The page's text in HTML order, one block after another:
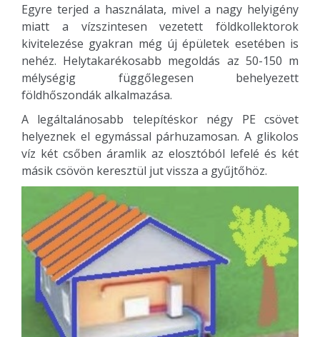
Egyre terjed a használata, mivel a nagy helyigény
miatt a vízszintesen vezetett földkollektorok
kivitelezése gyakran még új épületek esetében is
nehéz. Helytakarékosabb megoldás az 50-150 m
mélységig függőlegesen behelyezett
földhőszondák alkalmazása.
A legáltalánosabb telepítéskor négy PE csövet
helyeznek el egymással párhuzamosan. A glikolos
víz két csőben áramlik az elosztóból lefelé és két
másik csövön keresztül jut vissza a gyűjtőhöz.